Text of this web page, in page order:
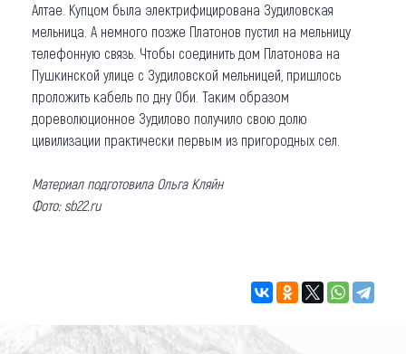
Алтае. Купцом была электрифицирована Зудиловская
мельница. А немного позже Платонов пустил на мельницу
телефонную связь. Чтобы соединить дом Платонова на
Пушкинской улице с Зудиловской мельницей, пришлось
проложить кабель по дну Оби. Таким образом
дореволюционное Зудилово получило свою долю
цивилизации практически первым из пригородных сел.
Материал подготовила Ольга Кляйн
Фото: sb22.ru